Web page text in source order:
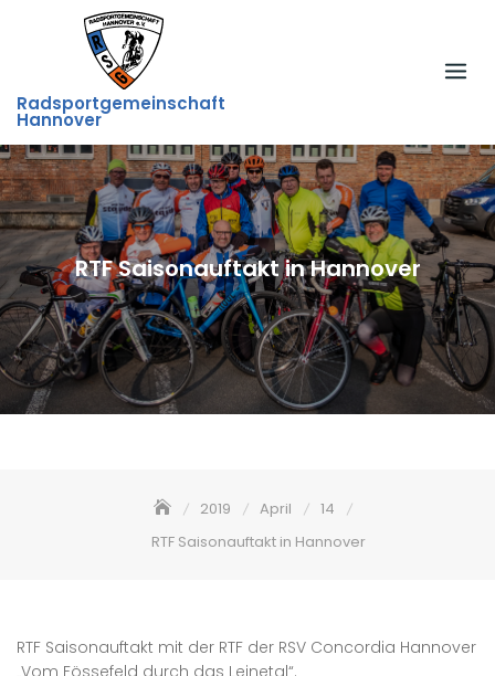
Radsportgemeinschaft
Hannover
RTF Saisonauftakt in Hannover
2019 April
14
RTF Saisonauftakt in Hannover
RTF Saisonauftakt mit der RTF der RSV Concordia Hannover
„Vom Fössefeld durch das Leinetal“.